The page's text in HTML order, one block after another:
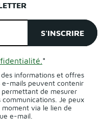
*
informations et offres
e-mails peuvent contenir
permettant de mesurer
Je peux
via le lien de
e-mail.